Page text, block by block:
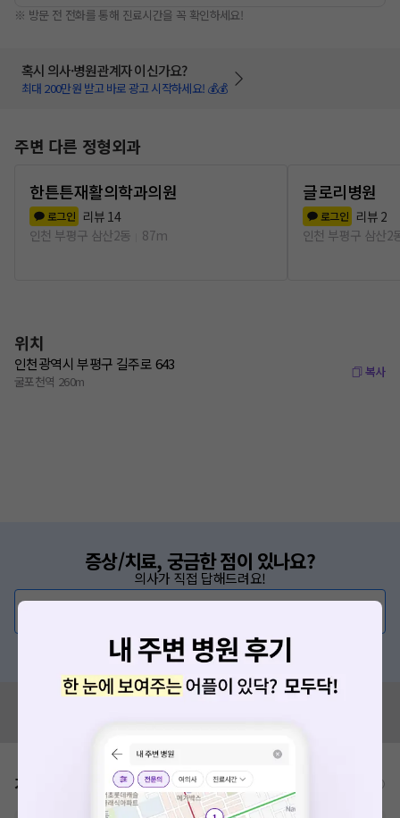
※ 방문 전 전화를 통해 진료시간을 꼭 확인하세요!
혹시 의사·병원관계자 이신가요?
최대 200만원 받고 바로 광고 시작하세요! 💰💰
주변 다른 정형외과
한튼튼재활의학과의원
로그인 리뷰 14
인천 부평구 삼산2동
87m
글로리병원
로그인 리뷰 2
인천 부평구 삼산2
위치
인천광역시 부평구 길주로 643
굴포천역 260m
복사
증상/치료, 궁금한 점이 있나요?
의사가 직접 답해드려요!
혹은, 의료상담 서비스에 다양한 게시글 보러가기
가격표